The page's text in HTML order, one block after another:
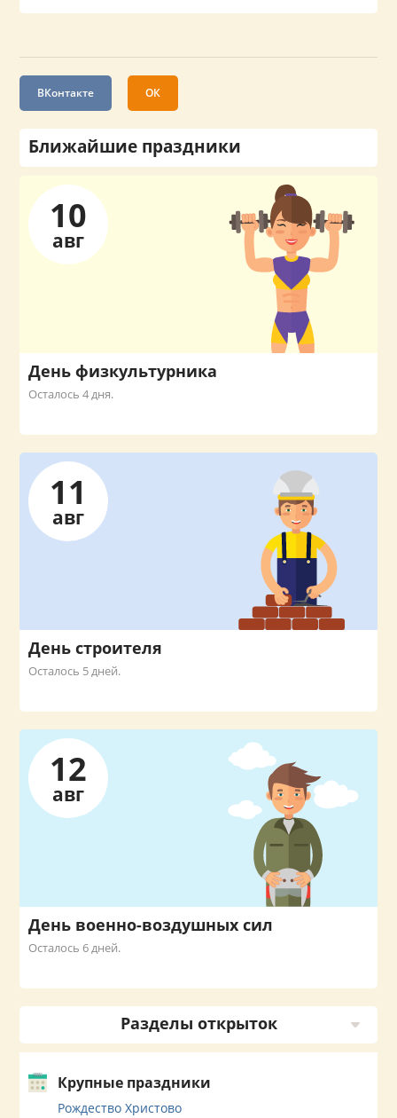
ВКонтакте ОК
Ближайшие праздники
10
авг
День физкультурника
Осталось 4 дня.
11
авг
День строителя
Осталось 5 дней.
12
авг
День военно-воздушных сил
Осталось 6 дней.
Разделы открыток
Крупные праздники
Рождество Христово